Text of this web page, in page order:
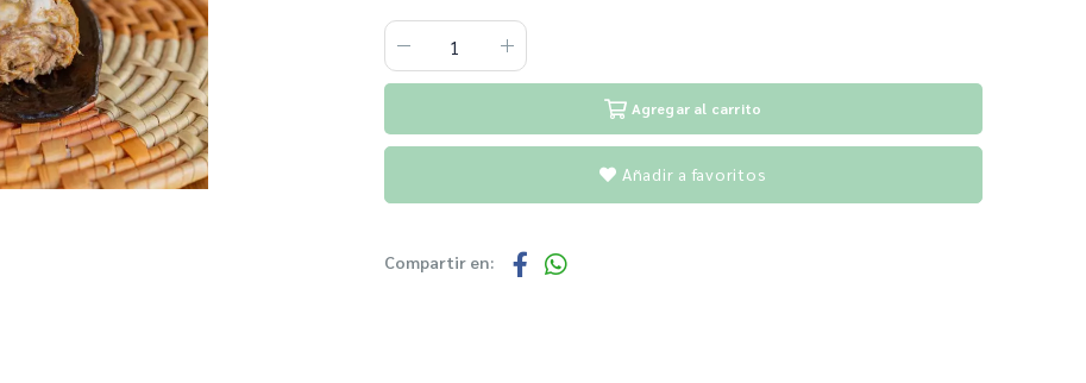
Agregar al carrito
Añadir a favoritos
Compartir en: